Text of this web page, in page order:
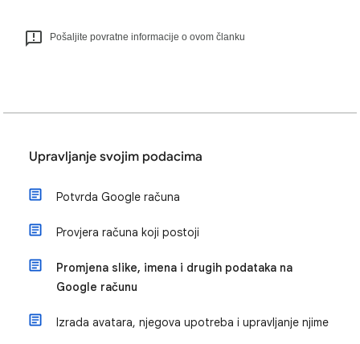
Pošaljite povratne informacije o ovom članku
Upravljanje svojim podacima
Potvrda Google računa
Provjera računa koji postoji
Promjena slike, imena i drugih podataka na
Google računu
Izrada avatara, njegova upotreba i upravljanje njime